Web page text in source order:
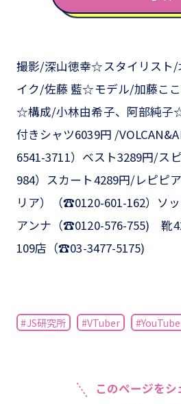
撮影/深山徳幸☆スタイリスト
イク/佐藤 藍☆モデル/加藤ここ
☆構成/小林由希子、阿部純子
付きシャツ6039円 /
6541-3711）ベスト3289円/ス
984）スカート4289円/レピピ
リア）（☎0120-601-162）ソ
アンナ（☎0120-576-755) 靴
109店（☎03-3477-5175)
#JS研究所 #VTuber
このページをシ